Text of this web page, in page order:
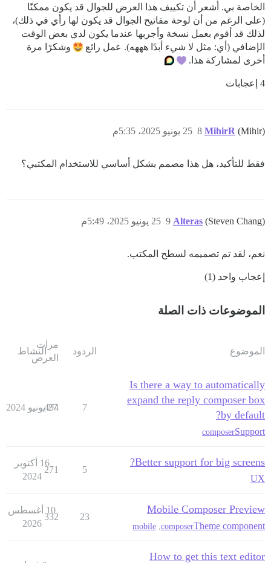
الخاصة بي. أشعر أن تكييف هذا العرض للجوال قد يكون ممكنًا
(على الرغم من أن لوحة مفاتيح الجوال قد يكون لها رأي في ذلك)،
لذلك قد أقوم بعمل نسخة وأجربها عندما يكون لدي بعض الوقت
الإضافي (أي: مثل لا شيء أبدًا هههه). عمل رائع
وشكرًا مرة
أخرى لمشاركة هذا.
4 إعجابات
MihirR (Mihir) 25 يونيو 2025، 5:35م 8
فقط للتأكيد، هل هذا مصمم بشكل أساسي للاستخدام المكتبي؟
Alteras (Steven Chang) 25 يونيو 2025، 5:49م 9
نعم، لقد تم تصميمه لسطح المكتب.
إعجاب واحد (1)
الموضوعات ذات الصلة
الموضوع الردود
مرات
العرض
النشاط
Is there a way to automatically
expand the reply composer box
by default?
Support
composer
7
494
27 يونيو 2024
Better support for big screens?
UX
5
271
16 أكتوبر
2024
Mobile Composer Preview
Theme component
composer
mobile
23
332
10 أغسطس
2026
How to get this text editor